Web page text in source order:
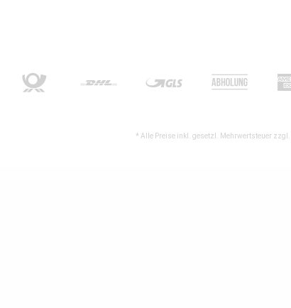
* Alle Preise inkl. gesetzl. Mehrwertsteuer zzgl.